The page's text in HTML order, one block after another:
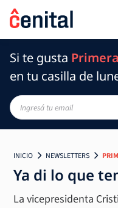
Si te gusta
en tu casilla de
INICIO NEWSLETTERS
Ya di lo que
La vicepresidenta